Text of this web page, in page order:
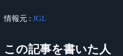
情報元 : JGL
この記事を書いた人